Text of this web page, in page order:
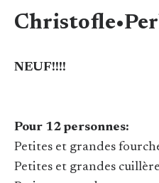
NEUF!!!!
Pour 12 personnes:
Petites et grandes
Petites et grandes